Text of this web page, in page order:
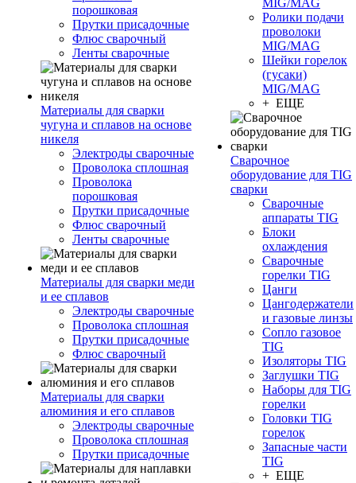
порошковая
Прутки присадочные
Флюс сварочный
Ленты сварочные
Материалы для сварки
чугуна и сплавов на основе
никеля
Электроды сварочные
Проволока сплошная
Проволока
порошковая
Прутки присадочные
Флюс сварочный
Ленты сварочные
Материалы для сварки меди
и ее сплавов
Электроды сварочные
Проволока сплошная
Прутки присадочные
Флюс сварочный
Материалы для сварки
алюминия и его сплавов
Электроды сварочные
Проволока сплошная
Прутки присадочные
MIG/MAG
Ролики подачи
проволоки
MIG/MAG
Шейки горелок
(гусаки)
MIG/MAG
+ ЕЩЕ
Сварочное
оборудование для TIG
сварки
Сварочные
аппараты TIG
Блоки
охлаждения
Сварочные
горелки TIG
Цанги
Цангодержатели
и газовые линзы
Сопло газовое
TIG
Изоляторы TIG
Заглушки TIG
Наборы для TIG
горелки
Головки TIG
горелок
Запасные части
TIG
+ ЕЩЕ